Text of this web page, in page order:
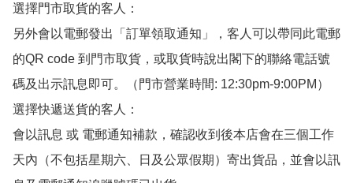
選擇門市取貨的客人：
另外會以電郵發出「訂單領取通知」，客人可以帶同此電郵
的QR code 到門市取貨，或取貨時說出閣下的聯絡電話號
碼及出示訊息即可。（門市營業時間: 12:30pm-9:00PM）
選擇快遞送貨的客人：
會以訊息 或 電郵通知補款，確認收到後本店會在三個工作
天內（不包括星期六、日及公眾假期）寄出貨品，並會以訊